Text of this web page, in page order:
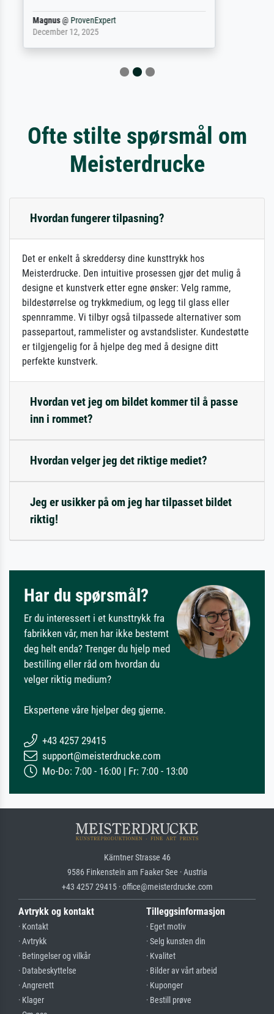
Dr.@ ProvenExpert
February 3, 2026
Ofte stilte spørsmål om
Meisterdrucke
Hvordan fungerer tilpasning?
Det er enkelt å skreddersy dine kunsttrykk hos
Meisterdrucke. Den intuitive prosessen gjør det mulig å
designe et kunstverk etter egne ønsker: Velg ramme,
bildestørrelse og trykkmedium, og legg til glass eller
spennramme. Vi tilbyr også tilpassede alternativer som
passepartout, rammelister og avstandslister. Kundestøtte
er tilgjengelig for å hjelpe deg med å designe ditt
perfekte kunstverk.
Hvordan vet jeg om bildet kommer til å passe
inn i rommet?
Hvordan velger jeg det riktige mediet?
Jeg er usikker på om jeg har tilpasset bildet
riktig!
Har du spørsmål?
Er du interessert i et kunsttrykk fra
fabrikken vår, men har ikke bestemt
deg helt enda? Trenger du hjelp med
bestilling eller råd om hvordan du
velger riktig medium?
Ekspertene våre hjelper deg gjerne.
+43 4257 29415
support@meisterdrucke.com
Mo-Do: 7:00 - 16:00 | Fr: 7:00 - 13:00
Kärntner Strasse 46
9586 Finkenstein am Faaker See · Austria
+43 4257 29415 · office@meisterdrucke.com
Avtrykk og kontakt
· Kontakt
· Avtrykk
· Betingelser og vilkår
· Databeskyttelse
· Angrerett
· Klager
Tilleggsinformasjon
· Eget motiv
· Selg kunsten din
· Kvalitet
· Bilder av vårt arbeid
· Kuponger
· Bestill prøve